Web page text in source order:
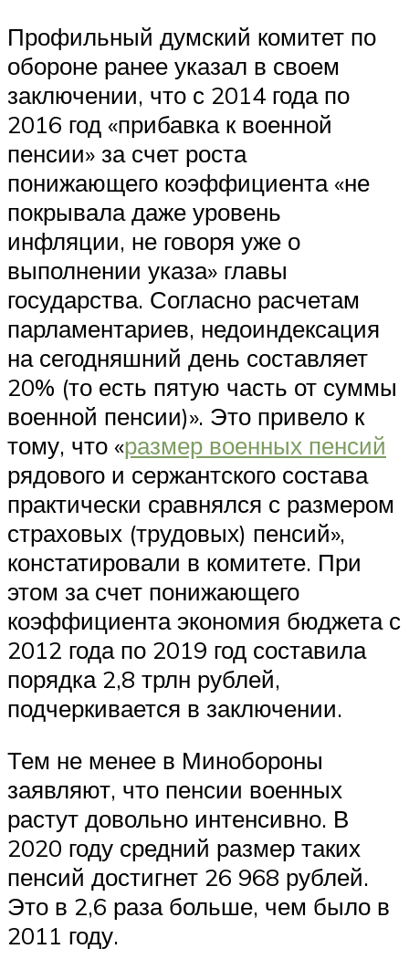
Профильный думский комитет по
обороне ранее указал в своем
заключении, что с 2014 года по
2016 год «прибавка к военной
пенсии» за счет роста
понижающего коэффициента «не
покрывала даже уровень
инфляции, не говоря уже о
выполнении указа» главы
государства. Согласно расчетам
парламентариев, недоиндексация
на сегодняшний день составляет
20% (то есть пятую часть от суммы
военной пенсии)». Это привело к
тому, что «размер военных пенсий
рядового и сержантского состава
практически сравнялся с размером
страховых (трудовых) пенсий»,
констатировали в комитете. При
этом за счет понижающего
коэффициента экономия бюджета с
2012 года по 2019 год составила
порядка 2,8 трлн рублей,
подчеркивается в заключении.
Тем не менее в Минобороны
заявляют, что пенсии военных
растут довольно интенсивно. В
2020 году средний размер таких
пенсий достигнет 26 968 рублей.
Это в 2,6 раза больше, чем было в
2011 году.